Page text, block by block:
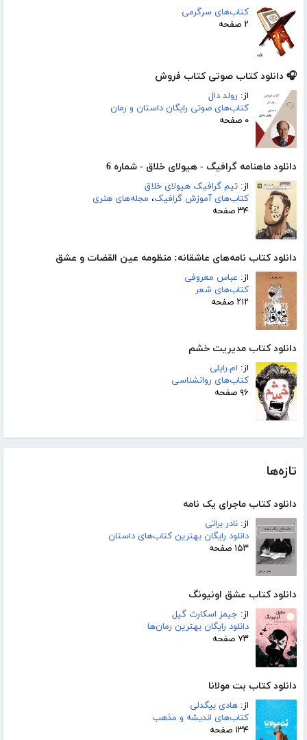
کتاب‌های سرگرمی
۲ صفحه
🎧 دانلود کتاب صوتی کتاب فروش
از: رولد دال
کتاب‌های صوتی رایگان داستان و رمان
۰ صفحه
دانلود ماهنامه گرافیگ - هیولای خلاق - شماره 6
از: تیم گرافیک هیولای خلاق
کتاب‌های آموزش گرافیک، مجله‌های هنری
۳۴ صفحه
دانلود کتاب نامه‌های عاشقانه: منظومه عین القضات و عشق
از: عباس معروفی
کتاب‌های شعر
۲۱۲ صفحه
دانلود کتاب مدیریت خشم
از: ام.رایلی
کتاب‌های روانشناسی
۹۶ صفحه
تازه‌ها
دانلود کتاب ماجرای یک نامه
از: نادر براتی
دانلود رایگان بهترین کتاب‌های داستان
۱۵۳ صفحه
دانلود کتاب عشق اونیونگ
از: جیمز اسکارث گیل
دانلود رایگان بهترین رمان‌ها
۷۳ صفحه
دانلود کتاب بت مولانا
از: هادی بیگدلی
کتاب‌های اندیشه و مذهب
۱۳۴ صفحه